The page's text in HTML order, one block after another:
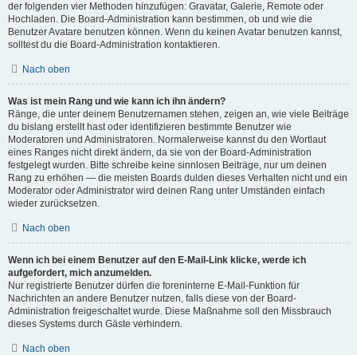
der folgenden vier Methoden hinzufügen: Gravatar, Galerie, Remote oder
Hochladen. Die Board-Administration kann bestimmen, ob und wie die
Benutzer Avatare benutzen können. Wenn du keinen Avatar benutzen kannst,
solltest du die Board-Administration kontaktieren.
Nach oben
Was ist mein Rang und wie kann ich ihn ändern?
Ränge, die unter deinem Benutzernamen stehen, zeigen an, wie viele Beiträge
du bislang erstellt hast oder identifizieren bestimmte Benutzer wie
Moderatoren und Administratoren. Normalerweise kannst du den Wortlaut
eines Ranges nicht direkt ändern, da sie von der Board-Administration
festgelegt wurden. Bitte schreibe keine sinnlosen Beiträge, nur um deinen
Rang zu erhöhen — die meisten Boards dulden dieses Verhalten nicht und ein
Moderator oder Administrator wird deinen Rang unter Umständen einfach
wieder zurücksetzen.
Nach oben
Wenn ich bei einem Benutzer auf den E-Mail-Link klicke, werde ich
aufgefordert, mich anzumelden.
Nur registrierte Benutzer dürfen die foreninterne E-Mail-Funktion für
Nachrichten an andere Benutzer nutzen, falls diese von der Board-
Administration freigeschaltet wurde. Diese Maßnahme soll den Missbrauch
dieses Systems durch Gäste verhindern.
Nach oben